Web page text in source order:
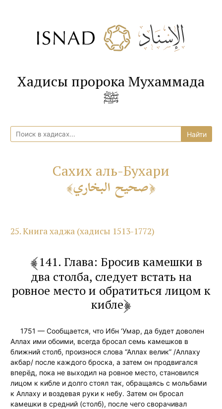
Хадисы пророка Мухаммада
ﷺ
Сахих аль-Бухари
صحيح البخاري
25. Книга хаджа (хадисы 1513-1772)
141. Глава: Бросив камешки в
два столба, следует встать на
ровное место и обратиться лицом к
кибле
1751 — Сообщается, что Ибн ‘Умар, да будет доволен
Аллах ими обоими, всегда бросал семь камешков в
ближний столб, произнося слова “Аллах велик” /Аллаху
акбар/ после каждого броска, а затем он продвигался
вперёд, пока не выходил на ровное место, становился
лицом к кибле и долго стоял так, обращаясь с мольбами
к Аллаху и воздевая руки к небу. Затем он бросал
камешки в средний (столб), после чего сворачивал